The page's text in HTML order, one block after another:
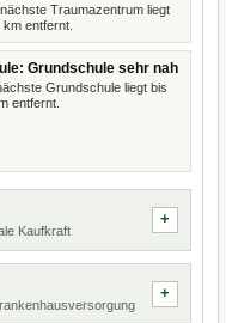
Traumazentrum liegt
km entfernt.
Grundschule sehr nah
Grundschule liegt bis
entfernt.
Kaufkraft